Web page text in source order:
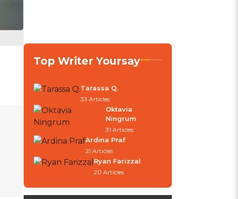
Top Writer Yoursay
Tarassa Q.
33 Articles
Oktavia
Ningrum
31 Articles
Ardina Praf
21 Articles
Ryan Farizzal
20 Articles